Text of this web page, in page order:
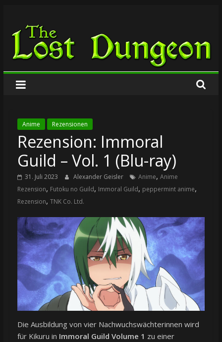
springen
The
Lost
Dungeon
Anime Rezensionen
Rezension: Immoral
Guild – Vol. 1 (Blu-ray)
31. Juli 2023 Alexander Geisler Anime, Anime
Rezension, Futoku no Guild, Immoral Guild, peppermint anime,
Rezension, TNK Co. Ltd.
Die Ausbildung von vier Nachwuchswächterinnen wird
für Kikuru in Immoral Guild Volume 1 zu einer